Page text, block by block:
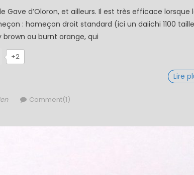
Gave d’Oloron, et ailleurs. Il est très efficace lorsque
: hameçon droit standard (ici un daiichi 1100 taille
ou burnt orange, qui
+2
Lire
Comment(1)